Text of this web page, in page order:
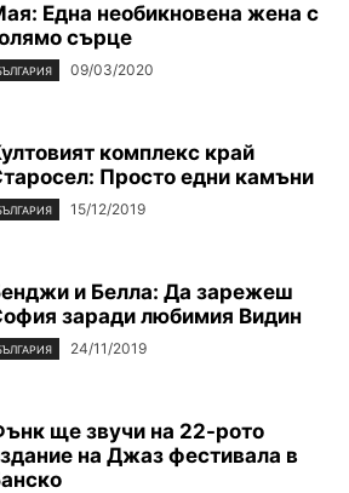
Една необикновена жена с
сърце
09/03/2020
комплекс край
Просто едни камъни
15/12/2019
и Белла: Да зарежеш
заради любимия Видин
24/11/2019
ще звучи на 22-рото
на Джаз фестивала в